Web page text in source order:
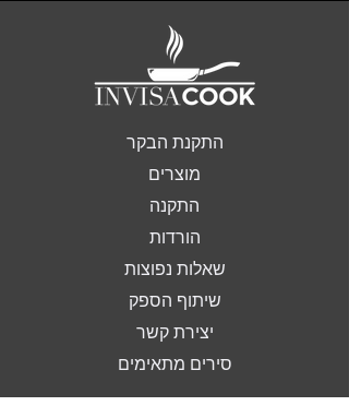
התקנת הבקר
מוצרים
התקנה
הורדות
שאלות נפוצות
שיתוף הספק
יצירת קשר
סירים מתאימים